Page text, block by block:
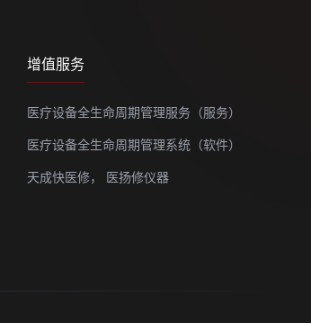
增值服务
医疗设备全生命周期管理服务（服务）
医疗设备全生命周期管理系统（软件）
天成快医修，
医扬修仪器